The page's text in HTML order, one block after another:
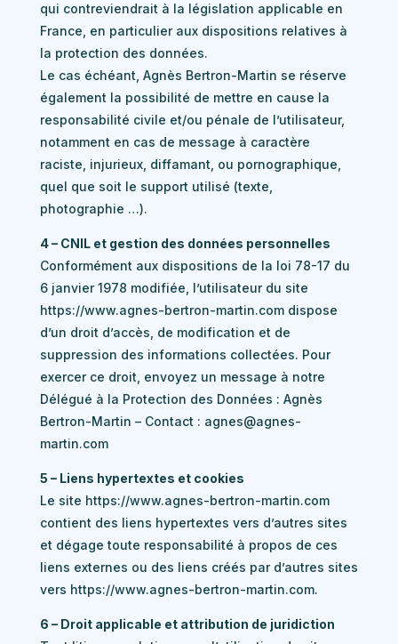
qui contreviendrait à la législation applicable en
France, en particulier aux dispositions relatives à
la protection des données.
Le cas échéant, Agnès Bertron-Martin se réserve
également la possibilité de mettre en cause la
responsabilité civile et/ou pénale de l’utilisateur,
notamment en cas de message à caractère
raciste, injurieux, diffamant, ou pornographique,
quel que soit le support utilisé (texte,
photographie …).
4 – CNIL et gestion des données personnelles
Conformément aux dispositions de la loi 78-17 du
6 janvier 1978 modifiée, l’utilisateur du site
https://www.agnes-bertron-martin.com dispose
d’un droit d’accès, de modification et de
suppression des informations collectées. Pour
exercer ce droit, envoyez un message à notre
Délégué à la Protection des Données : Agnès
Bertron-Martin – Contact : agnes@agnes-
martin.com
5 – Liens hypertextes et cookies
Le site https://www.agnes-bertron-martin.com
contient des liens hypertextes vers d’autres sites
et dégage toute responsabilité à propos de ces
liens externes ou des liens créés par d’autres sites
vers https://www.agnes-bertron-martin.com.
6 – Droit applicable et attribution de juridiction